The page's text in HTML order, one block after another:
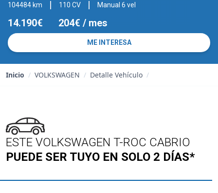
104484 km
110 CV Manual 6 vel
14.190€ 204€ / mes
ME INTERESA
Inicio / VOLKSWAGEN / Detalle Vehículo /
ESTE VOLKSWAGEN T-ROC CABRIO
PUEDE SER TUYO EN SOLO 2 DÍAS*